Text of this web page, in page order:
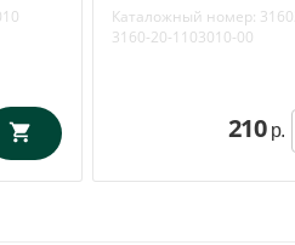
Каталожный номер:
3160-20-1103010-00
210 р.